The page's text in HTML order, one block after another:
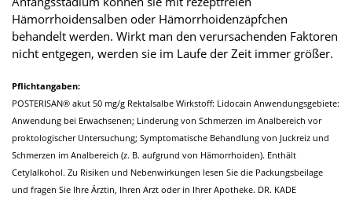
Hämorrhoidensalben oder Hämorrhoidenzäpfchen
behandelt werden. Wirkt man den verursachenden Faktoren
nicht entgegen, werden sie im Laufe der Zeit immer größer.
Pflichtangaben:
POSTERISAN® akut 50 mg/g Rektalsalbe Wirkstoff: Lidocain Anwendungsgebiete:
Anwendung bei Erwachsenen; Linderung von Schmerzen im Analbereich vor
proktologischer Untersuchung; Symptomatische Behandlung von Juckreiz und
Schmerzen im Analbereich (z. B. aufgrund von Hämorrhoiden). Enthält
Cetylalkohol. Zu Risiken und Nebenwirkungen lesen Sie die Packungsbeilage
und fragen Sie Ihre Ärztin, Ihren Arzt oder in Ihrer Apotheke. DR. KADE